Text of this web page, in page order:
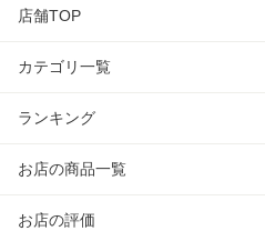
店舗TOP
カテゴリ一覧
スポーツ・アウトドア
メンズファッション
バッグ・財布・ファッション小物
ランキング
お店の商品一覧
お店の評価